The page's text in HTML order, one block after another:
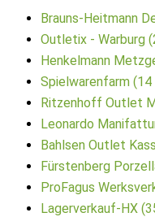
Brauns-Heitmann
Outletix - Warburg
Henkelmann
Spielwarenfarm (14
Ritzenhoff Outlet
Leonardo
Bahlsen Outlet
Fürstenberg
ProFagus
Lagerverkauf-HX